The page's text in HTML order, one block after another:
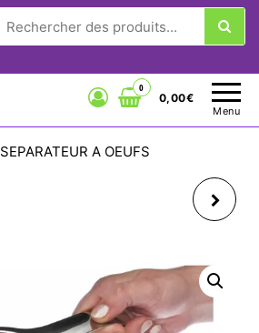
Menu
0
0,00€
SEPARATEUR A OEUFS
TAILLES IBILI